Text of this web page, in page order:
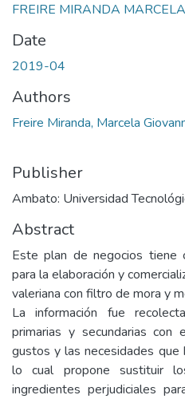
FREIRE MIRANDA
Date
2019-04
Authors
Freire Miranda, Marcela
Publisher
Ambato: Universidad
Abstract
Este plan de negocios tiene
para la elaboración y
valeriana con filtro de mora y
La información fue
primarias y secundarias
gustos y las necesidades
lo cual propone sustituir
ingredientes perjudiciales